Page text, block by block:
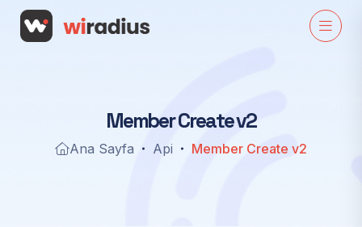
MemberCreatev2
Ana Sayfa Api Member Create v2